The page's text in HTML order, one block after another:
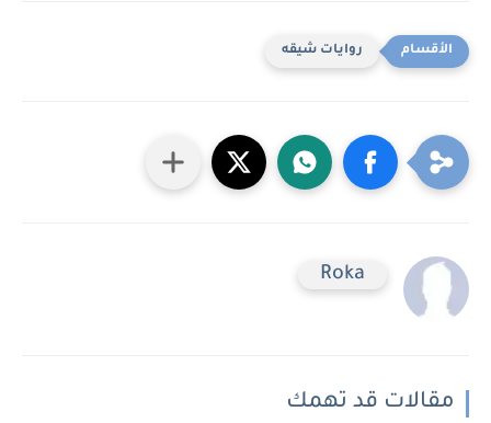
روايات شيقه
Roka
مقالات قد تهمك